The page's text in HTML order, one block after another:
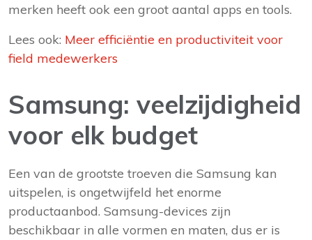
merken heeft ook een groot aantal apps en tools.
Lees ook: Meer efficiëntie en productiviteit voor
field medewerkers
Samsung: veelzijdigheid
voor elk budget
Een van de grootste troeven die Samsung kan
uitspelen, is ongetwijfeld het enorme
productaanbod. Samsung-devices zijn
beschikbaar in alle vormen en maten, dus er is